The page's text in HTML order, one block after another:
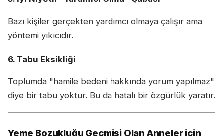
Bazı kişiler gerçekten yardımcı olmaya çalışır ama
yöntemi yıkıcıdır.
6. Tabu Eksikliği
Toplumda "hamile bedeni hakkında yorum yapılmaz"
diye bir tabu yoktur. Bu da hatalı bir özgürlük yaratır.
Yeme Bozukluğu Geçmişi Olan Anneler için